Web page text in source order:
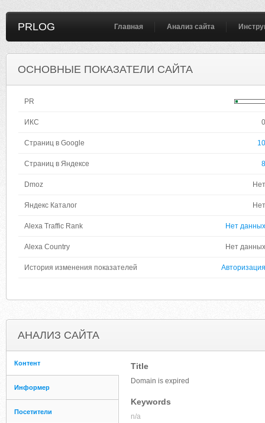
PRLOG Главная Анализ сайта
ОСНОВНЫЕ ПОКАЗАТЕЛИ САЙТА
PR
ИКС 0
Страниц в Google 10
Страниц в Яндексе 8
Dmoz Нет
Яндекс Каталог Нет
Alexa Traffic Rank Нет данных
Alexa Country Нет данных
История изменения показателей Авторизация
АНАЛИЗ САЙТА
Контент
Информер
Посетители
Title
Domain is expired
Keywords
n/a